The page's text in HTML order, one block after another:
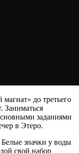
магнат» до третьего
Заниматься
заданиями
в Этеро.
Белые значки у воды
свой набор